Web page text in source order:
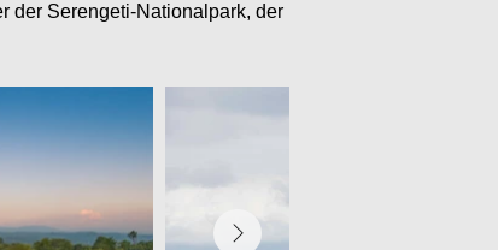
der Serengeti-Nationalpark, der